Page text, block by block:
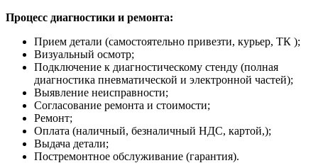
Процесс диагностики и ремонта:
Прием детали (самостоятельно привезти, курьер, ТК );
Визуальный осмотр;
Подключение к диагностическому стенду (полная
диагностика пневматической и электронной частей);
Выявление неисправности;
Согласование ремонта и стоимости;
Ремонт;
Оплата (наличный, безналичный НДС, картой,);
Выдача детали;
Постремонтное обслуживание (гарантия).